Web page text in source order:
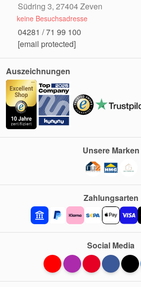
Südring 3, 27404 Zeven
keine Besuchsadresse
04281 / 71 99 100
[email protected]
Auszeichnungen
Zahlungsarten
Unsere Marken
Social Media